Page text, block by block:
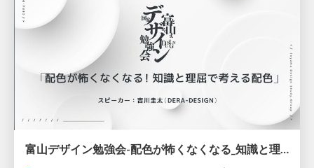
富山デザイン勉強会-配色が怖くなくなる_知識と理屈で考える配色.pdf